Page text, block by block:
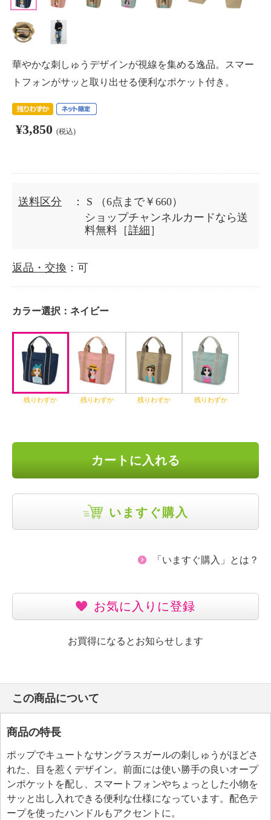
華やかな刺しゅうデザインが視線を集める逸品。スマー
トフォンがサッと取り出せる便利なポケット付き。
¥3,850 (税込)
送料区分 ： S
（6点まで￥660）
ショップチャンネルカードなら送
料無料［詳細 ］
返品・交換 ：可
カラー選択： ネイビー
残りわずか 残りわずか 残りわずか 残りわずか
カートに入れる
いますぐ購入
「いますぐ購入」とは？
お気に入りに登録
お買得になるとお知らせします
この商品について
商品の特長
ポップでキュートなサングラスガールの刺しゅうがほどさ
れた、目を惹くデザイン。前面には使い勝手の良いオープ
ンポケットを配し、スマートフォンやちょっとした小物を
サッと出し入れできる便利な仕様になっています。配色テ
ープを使ったハンドルもアクセントに。